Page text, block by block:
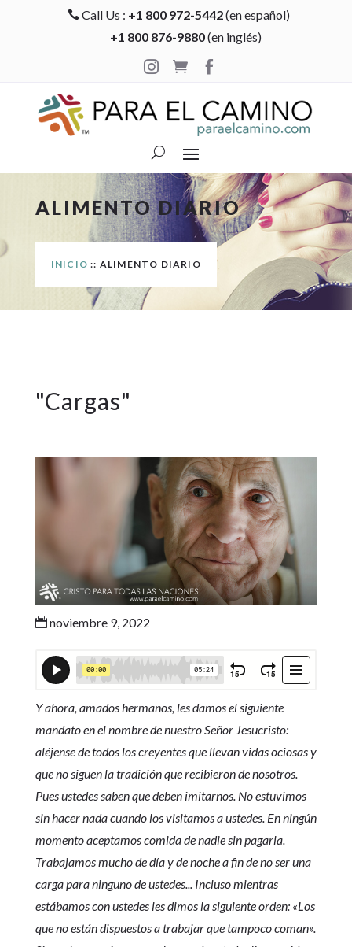
 Call Us : +1 800 972-5442(en español)
+1 800 876-9880(en inglés)

 
ALIMENTO DIARIO
INICIO :: ALIMENTO DIARIO
"Cargas"
noviembre 9, 2022
Y ahora, amados hermanos, les damos el siguiente
mandato en el nombre de nuestro Señor Jesucristo:
aléjense de todos los creyentes que llevan vidas ociosas y
que no siguen la tradición que recibieron de nosotros.
Pues ustedes saben que deben imitarnos. No estuvimos
sin hacer nada cuando los visitamos a ustedes. En ningún
momento aceptamos comida de nadie sin pagarla.
Trabajamos mucho de día y de noche a fin de no ser una
carga para ninguno de ustedes... Incluso mientras
estábamos con ustedes les dimos la siguiente orden: «Los
que no están dispuestos a trabajar que tampoco coman».